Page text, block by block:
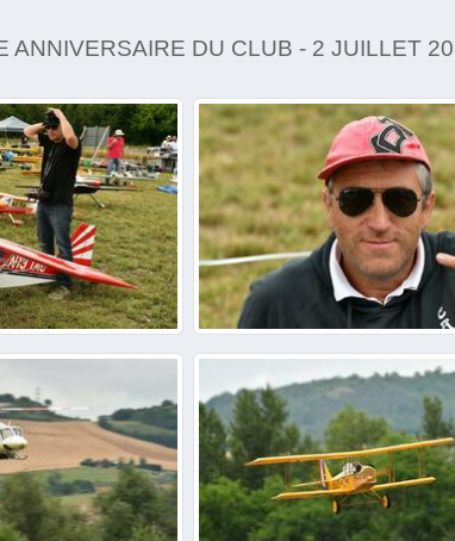
ANNIVERSAIRE DU CLUB - 2 JUILLET